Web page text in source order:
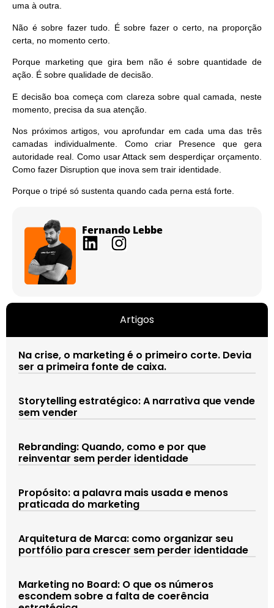
uma à outra.
Não é sobre fazer tudo. É sobre fazer o certo, na proporção
certa, no momento certo
Porque marketing que gira bem não é sobre quantidade de
ação. É sobre qualidade de decisão.
E decisão boa começa com clareza sobre qual camada, neste
momento, precisa da sua atenção.
Nos próximos artigos , vou aprofundar em cada uma das três
camadas individualmente. Como criar Presence que gera
autoridade real. Como usar Attack sem desperdiçar orçamento.
Como fazer Disruption que inova sem trair identidade.
Porque o tripé só sustenta quando cada perna está forte.
Fernando Lebbe
Artigos
Na crise, o marketing é o primeiro corte. Devia
ser a primeira fonte de caixa.
Storytelling estratégico: A narrativa que vende
sem vender
Rebranding: Quando, como e por que
reinventar sem perder identidade
Propósito: a palavra mais usada e menos
praticada do marketing
Arquitetura de Marca: como organizar seu
portfólio para crescer sem perder identidade
Marketing no Board: O que os números
escondem sobre a falta de coerência